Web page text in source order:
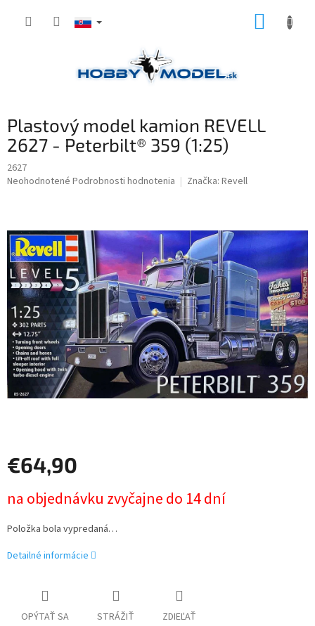
Plastový model kamion REVELL
2627 - Peterbilt® 359 (1:25)
2627
Priemerné
0,0
z
5
hviezdičiek.
Neohodnotené Podrobnosti hodnotenia Značka: Revell
€64,90
cena:
na objednávku zvyčajne do 14 dní
Položka bola vypredaná…
Detailné informácie
OPÝTAŤ SA STRÁŽIŤ ZDIEĽAŤ